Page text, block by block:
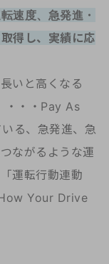
速度、急発進・
得し、実績に応
いと高くなる
・・・Pay As
る、急発進、急
ながるような運
運転行動連動
Your Drive